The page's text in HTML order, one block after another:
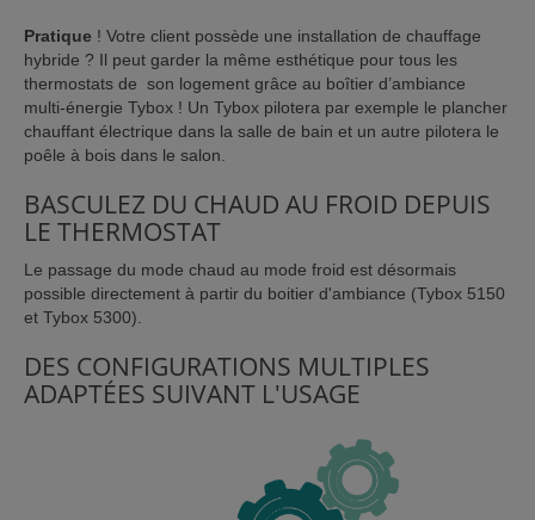
Pratique ! Votre client possède une installation de chauffage
hybride ? Il peut garder la même esthétique pour tous les
thermostats de son logement grâce au boîtier d’ambiance
multi-énergie Tybox ! Un Tybox pilotera par exemple le plancher
chauffant électrique dans la salle de bain et un autre pilotera le
poêle à bois dans le salon.
BASCULEZ DU CHAUD AU FROID DEPUIS
LE THERMOSTAT
Le passage du mode chaud au mode froid est désormais
possible directement à partir du boitier d'ambiance (Tybox 5150
et Tybox 5300).
DES CONFIGURATIONS MULTIPLES
ADAPTÉES SUIVANT L'USAGE